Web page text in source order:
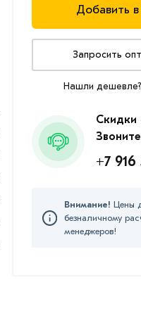
Добавить
Запросить
Нашли дешевле?
Скидки
+7
Внимание! Цены
безналичному
менеджеров!